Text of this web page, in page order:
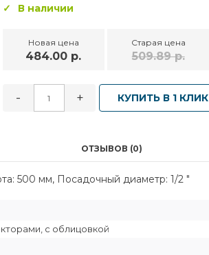
В наличии
Новая цена
484.00 р.
Старая цена
509.89 р.
- + КУПИТЬ В 1 КЛИК
ОТЗЫВОВ (0)
500 мм, Посадочный диаметр: 1/2 "
с облицовкой